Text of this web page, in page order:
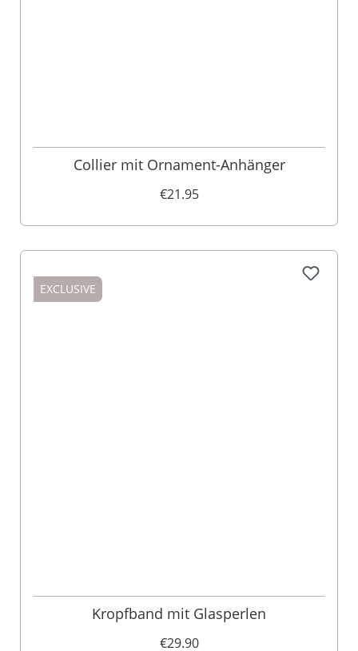
Collier mit Ornament-Anhänger
€21.95
EXCLUSIVE
Kropfband mit Glasperlen
€29.90